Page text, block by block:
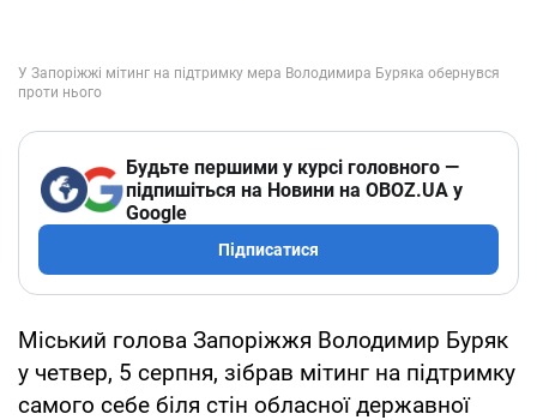
Будьте першими у курсі головного —
підпишіться на Новини на OBOZ.UA у
Google
Підписатися
Міський голова Запоріжжя Володимир Буряк
у четвер, 5 серпня, зібрав мітинг на підтримку
самого себе біля стін обласної державної